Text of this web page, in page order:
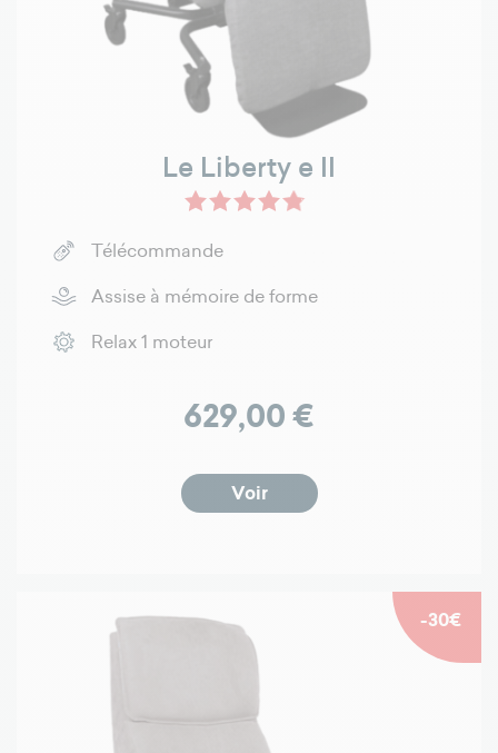
Le Liberty e II
Télécommande
Assise à mémoire de forme
Relax 1 moteur
Prix
629,00 €
Voir
-30€